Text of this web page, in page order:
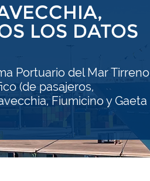
LOS DATOS
Portuario del Mar Tirreno
(de pasajeros,
Fiumicino y Gaeta